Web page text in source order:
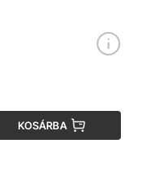
KOSÁRBA